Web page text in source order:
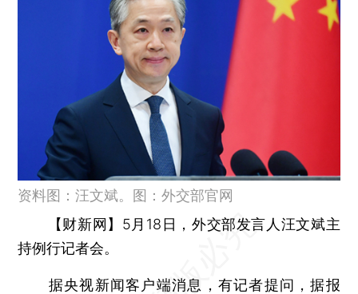
资料图：汪文斌。图：外交部官网
【财新网】 5月18日，外交部发言人汪文斌主
持例行记者会。
据央视新闻客户端消息，有记者提问，据报